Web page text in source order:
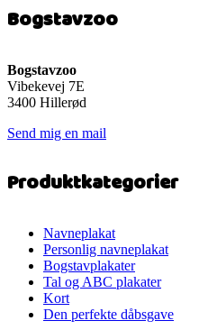
Bogstavzoo
Bogstavzoo
Vibekevej 7E
3400 Hillerød
Send mig en mail
Produktkategorier
Navneplakat
Personlig navneplakat
Bogstavplakater
Tal og ABC plakater
Kort
Den perfekte dåbsgave